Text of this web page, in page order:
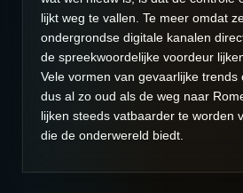
lijkt weg te vallen. Te meer omdat
ondergrondse digitale kanalen
de spreekwoordelijke voordeur
Vele vormen van gevaarlijke trends
dus al zo oud als de weg naar
lijken steeds vatbaarder te worden
die de onderwereld biedt.